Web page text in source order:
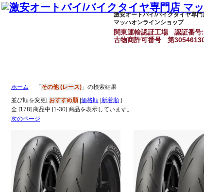
激安オートバイ/バイクタイヤ専門
マッハオンラインショップ
関東運輸認証工場
認証番
古物商許可番号
第
ホーム 「 その他 (レース)」の検索結果
並び順を変更[ おすすめ順| 価格順| 新着順]
全 [178] 商品中 [1-30] 商品を表示しています。
次のページ